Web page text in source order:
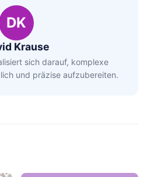
DK
Krause
sich darauf, komplexe
und präzise aufzubereiten.